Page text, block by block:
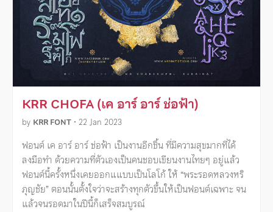
KRR CHOFA (เค อาร์ อาร์ ช่อฟ้า)
by KRR FONT • 22 Jan 2023
ฟอนต์ เค อาร์ อาร์ ช่อฟ้า เป็นงานอีกชิ้น ที่มีความสุขมากที่ได้
ลงมือทำ ด้วยความที่ตัวเองเป็นคนชอบเขียนงานไทยๆ อยู่แล้ว
ฟอนต์นี้ครั้งหนึ่งเคยออกแแบบเป็นโลโก้ ให้ “พระรอดหลวงหริ
ภุญชัย” ตอนนั้นตั้งใจว่าจะสร้างทุกตัวขึ้นให้เป็นฟอนต์เฉพาะ จน
แล้วจนรอดมาในปีนี้ก็เสร็จสมบูรณ์